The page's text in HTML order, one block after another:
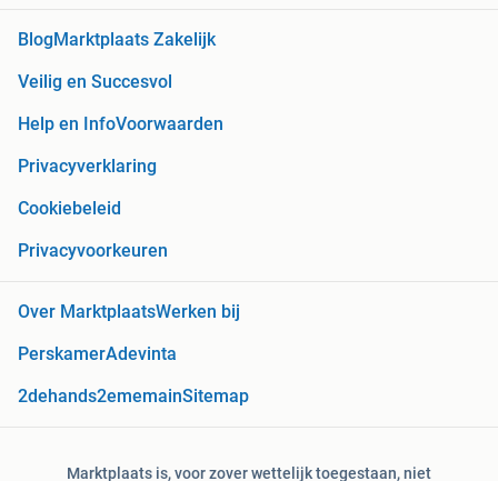
BlogMarktplaats Zakelijk
Veilig en Succesvol
Help en InfoVoorwaarden
Privacyverklaring
Cookiebeleid
Privacyvoorkeuren
Over MarktplaatsWerken bij
PerskamerAdevinta
2dehands2ememainSitemap
Marktplaats is, voor zover wettelijk toegestaan, niet